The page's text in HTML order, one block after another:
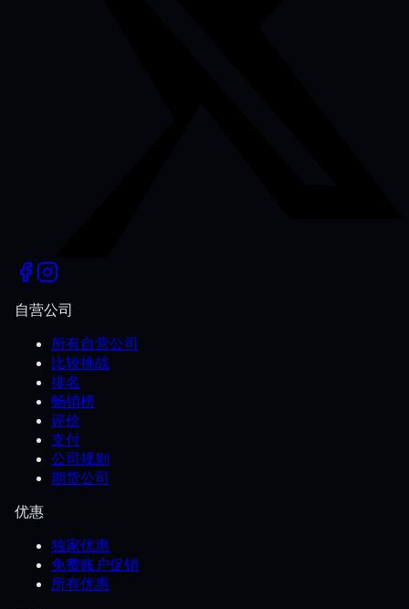
自营公司
所有自营公司
比较挑战
排名
畅销榜
评价
支付
公司规则
期货公司
优惠
独家优惠
免费账户促销
所有优惠